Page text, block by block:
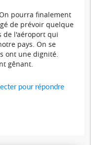
pourra finalement
de prévoir quelque
de l'aéroport qui
pays. On se
ont une dignité.
gênant.
pour répondre